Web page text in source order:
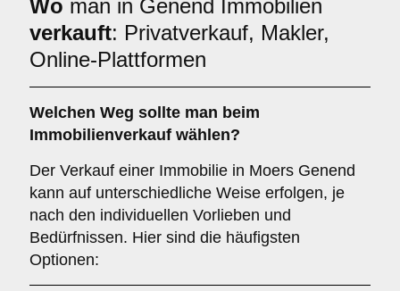
Wo man in Genend Immobilien
verkauft: Privatverkauf, Makler,
Online-Plattformen
Welchen Weg sollte man beim
Immobilienverkauf wählen?
Der Verkauf einer Immobilie in Moers Genend
kann auf unterschiedliche Weise erfolgen, je
nach den individuellen Vorlieben und
Bedürfnissen. Hier sind die häufigsten
Optionen: